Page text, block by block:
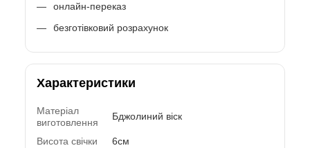
онлайн-переказ
безготівковий розрахунок
Характеристики
Матеріал
виготовлення
Бджолиний віск
Висота свічки
6см